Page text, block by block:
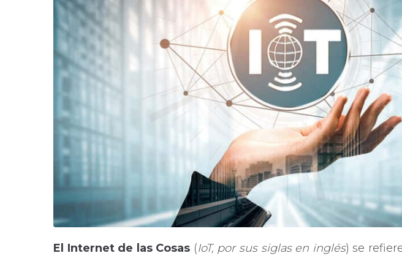
El Internet de las Cosas (IoT, por sus siglas en inglés) se